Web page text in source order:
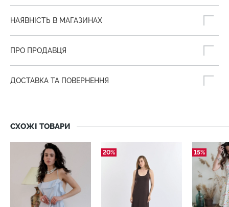
НАЯВНІСТЬ В МАГАЗИНАХ
ПРО ПРОДАВЦЯ
ДОСТАВКА ТА ПОВЕРНЕННЯ
СХОЖІ ТОВАРИ
20% 15%